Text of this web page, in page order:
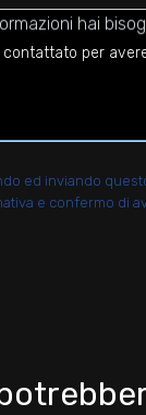
hai
ed inviando
e confermo di